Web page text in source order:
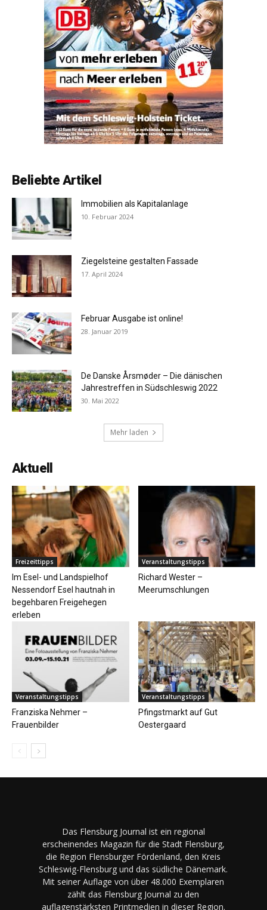
Beliebte Artikel
Immobilien als Kapitalanlage
10. Februar 2024
Ziegelsteine gestalten Fassade
17. April 2024
Februar Ausgabe ist online!
28. Januar 2019
De Danske Årsmøder – Die dänischen
Jahrestreffen in Südschleswig 2022
30. Mai 2022
Mehr laden
Aktuell
Freizeittipps
Im Esel- und Landspielhof
Nessendorf Esel hautnah in
begehbaren Freigehegen
erleben
Veranstaltungstipps
Richard Wester –
Meerumschlungen
Veranstaltungstipps
Franziska Nehmer –
Frauenbilder
Veranstaltungstipps
Pfingstmarkt auf Gut
Oestergaard
Das Flensburg Journal ist ein regional
erscheinendes Magazin für die Stadt Flensburg,
die Region Flensburger Fördenland, den Kreis
Schleswig-Flensburg und das südliche Dänemark.
Mit seiner Auflage von über 48.000 Exemplaren
zählt das Flensburg Journal zu den
auflagenstärksten Printmedien in dieser Region.